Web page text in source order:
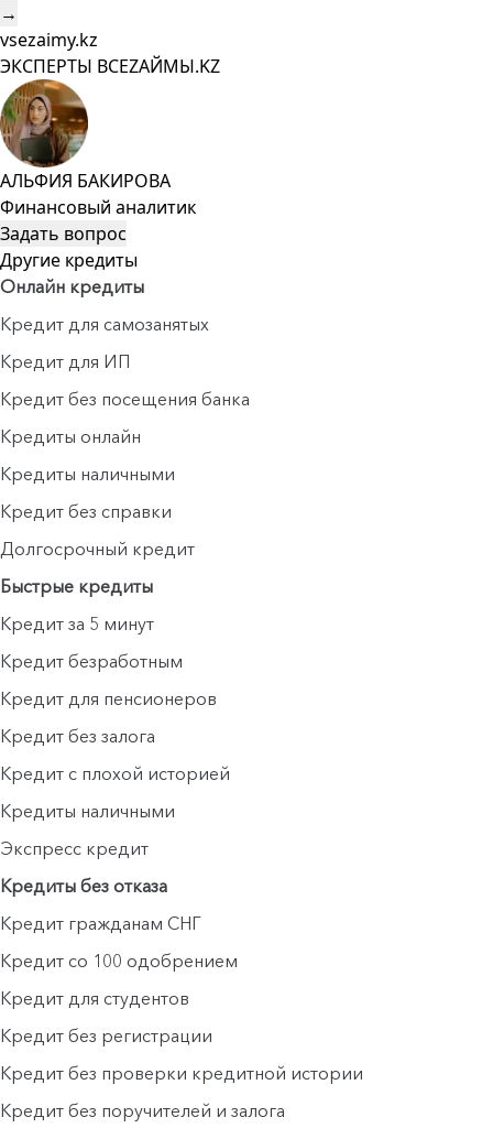
→
vsezaimy.kz
ЭКСПЕРТЫ ВСЕZAЙМЫ.KZ
АЛЬФИЯ БАКИРОВА
Финансовый аналитик
Задать вопрос
Другие кредиты
Онлайн кредиты
Кредит для самозанятых
Кредит для ИП
Кредит без посещения банка
Кредиты онлайн
Кредиты наличными
Кредит без справки
Долгосрочный кредит
Быстрые кредиты
Кредит за 5 минут
Кредит безработным
Кредит для пенсионеров
Кредит без залога
Кредит с плохой историей
Кредиты наличными
Экспресс кредит
Кредиты без отказа
Кредит гражданам СНГ
Кредит со 100 одобрением
Кредит для студентов
Кредит без регистрации
Кредит без проверки кредитной истории
Кредит без поручителей и залога